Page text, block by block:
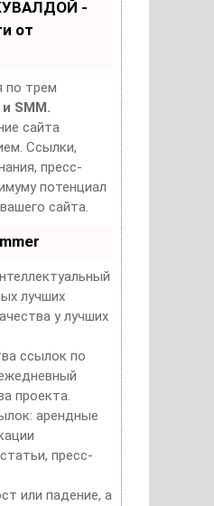
полное
руководство
путешественников
-
от
по трем
SMM.
сайта
Ссылки,
пресс-
потенциал
сайта.
лучших
у лучших
ссылок по
проекта.
арендные
пресс-
или падение, а